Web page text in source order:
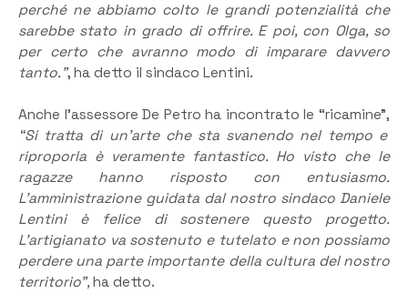
perché ne abbiamo colto le grandi potenzialità che
sarebbe stato in grado di offrire. E poi, con Olga, so
per certo che avranno modo di imparare davvero
tanto.”, ha detto il sindaco Lentini.
Anche l’assessore De Petro ha incontrato le “ricamine”,
“Si tratta di un’arte che sta svanendo nel tempo e
riproporla è veramente fantastico. Ho visto che le
ragazze hanno risposto con entusiasmo.
L’amministrazione guidata dal nostro sindaco Daniele
Lentini è felice di sostenere questo progetto.
L’artigianato va sostenuto e tutelato e non possiamo
perdere una parte importante della cultura del nostro
territorio”, ha detto.